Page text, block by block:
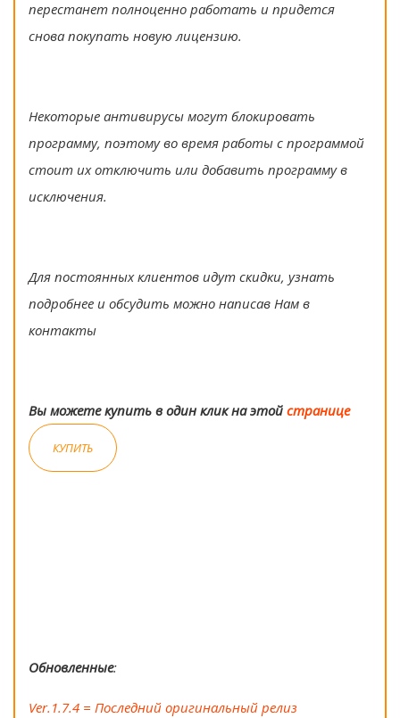
перестанет полноценно работать и придется
снова покупать новую лицензию.
Некоторые антивирусы могут блокировать
программу, поэтому во время работы с программой
стоит их отключить или добавить программу в
исключения.
Для постоянных клиентов идут скидки, узнать
подробнее и обсудить можно написав Нам в
контакты
Вы можете купить в один клик на этой странице
КУПИТЬ
Обновленные:
Ver.1.7.4 = Последний оригинальный релиз